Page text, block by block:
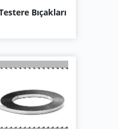
Bıçakları